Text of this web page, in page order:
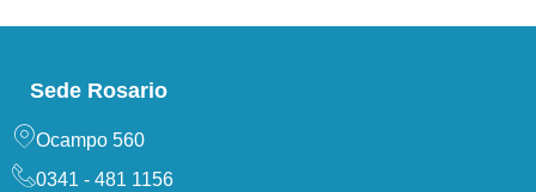
Sede Rosario
Ocampo 560
0341 - 481 1156